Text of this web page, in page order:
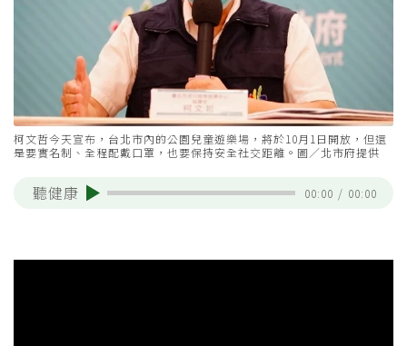
柯文哲今天宣布，台北市內的公園兒童遊樂場，將於10月1日開放，但還
是要實名制、全程配戴口罩，也要保持安全社交距離。圖／北市府提供
聽健康 00:00 / 00:00